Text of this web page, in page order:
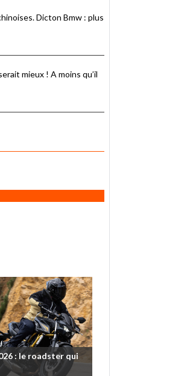
Dicton Bmw : plus
mieux ! A moins qu’il
: le roadster qui